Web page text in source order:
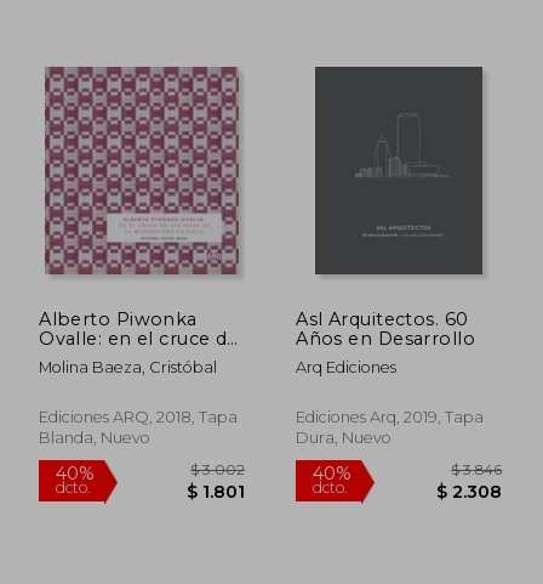
50%
dcto. $ 2.101
40%
dcto. $
Alberto Piwonka
Ovalle: en el cruce de
la ideas de la
modernidad en Chile
Molina Baeza, Cristóbal
Ediciones ARQ, 2018, Tapa
Blanda, Nuevo
Asl Arquitectos. 60
Años en Desarrollo
Arq Ediciones
Ediciones Arq, 2019, Tapa
Dura, Nuevo